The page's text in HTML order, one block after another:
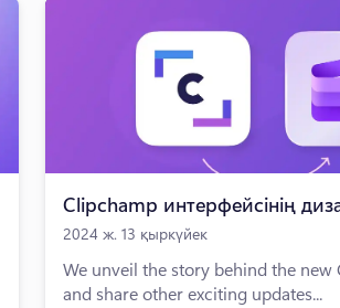
Clipchamp интерфейсінің
2024 ж. 13 қыркүйек
We unveil the story behind the new
and share other exciting updates...